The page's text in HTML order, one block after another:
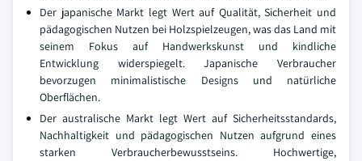
Der japanische Markt legt Wert auf Qualität, Sicherheit und
pädagogischen Nutzen bei Holzspielzeugen, was das Land mit
seinem Fokus auf Handwerkskunst und kindliche
Entwicklung widerspiegelt. Japanische Verbraucher
bevorzugen minimalistische Designs und natürliche
Oberflächen.
Der australische Markt legt Wert auf Sicherheitsstandards,
Nachhaltigkeit und pädagogischen Nutzen aufgrund eines
starken Verbraucherbewusstseins. Hochwertige,